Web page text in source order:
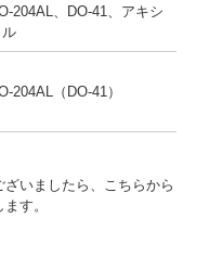
204AL、DO-41、アキシ
ル
204AL（DO-41）
いましたら、こちらから
す。